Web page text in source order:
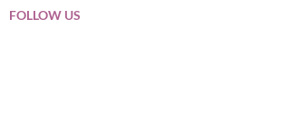
FOLLOW US